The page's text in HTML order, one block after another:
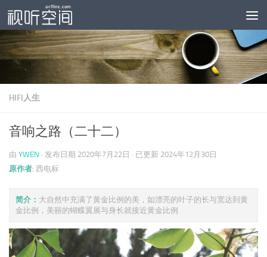
跳至内容
HIFI人生
音响之路（二十二）
由 YWEN · 发布日期 2020年7月22日 · 已更新 2024年12月30日
原作者: 西电标
简介： 大自然中充满了黄金比例的美，如漂亮的叶子的长与宽达到黄
金比例，美丽的蝴蝶翼展与身长就接近黄金比例